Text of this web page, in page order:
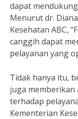
dapat
Menurut dr.
Kesehatan ABC,
canggih dapat
pelayanan yang
Tidak hanya itu,
juga memberikan
terhadap
Kementerian